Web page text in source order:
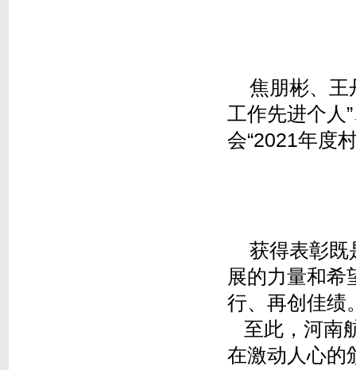
焦朋彬、王
工作先进个人
会“2021年度
获得表彰既
展的力量和希
行、再创佳绩
至此，河南
在激动人心的